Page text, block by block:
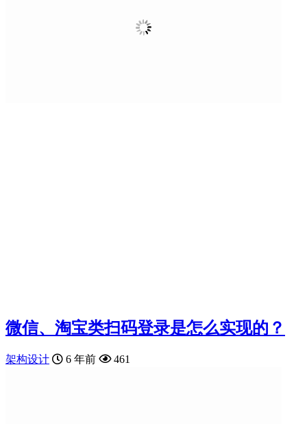
微信、淘宝类扫码登录是怎么实现的？
架构设计 6 年前 461